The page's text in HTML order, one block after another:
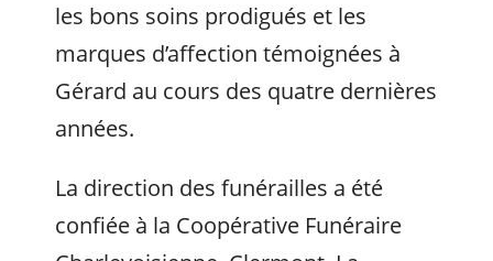
les bons soins prodigués et les
marques d’affection témoignées à
Gérard au cours des quatre dernières
années.
La direction des funérailles a été
confiée à la Coopérative Funéraire